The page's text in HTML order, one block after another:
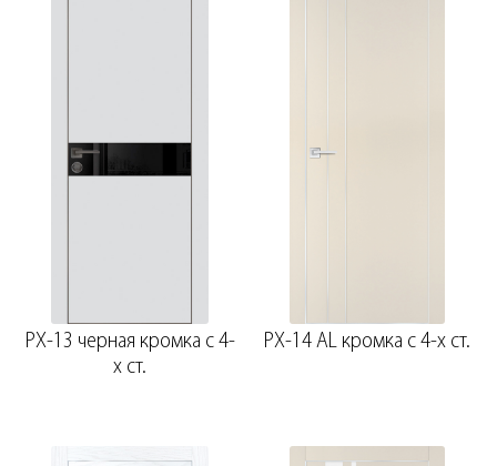
PX-13 черная кромка с 4-
х ст.
PX-14 AL кромка с 4-х ст.